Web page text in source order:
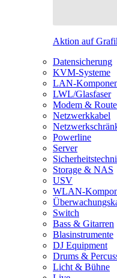
Aktion auf
Datensicherung
KVM-Systeme
LAN-
LWL/Glasfaser
Modem &
Netzwerkkabel
Powerline
Server
Storage & NAS
USV
WLAN-
Switch
Bass & Gitarren
Blasinstrumente
DJ Equipment
Drums &
Licht & Bühne